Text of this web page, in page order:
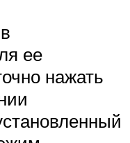
ее
нажать